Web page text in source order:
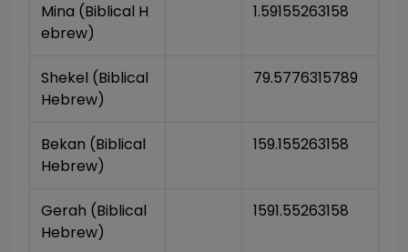
Mina (Biblical H
ebrew)
1.59155263158
Shekel (Biblical
Hebrew)
79.5776315789
Bekan (Biblical
Hebrew)
159.155263158
Gerah (Biblical
Hebrew)
1591.55263158